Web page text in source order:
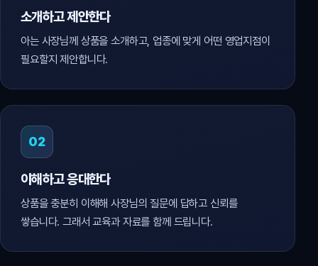
소개하고 제안한다
아는 사장님께 상품을 소개하고, 업종에 맞게 어떤 영업지점이
필요할지 제안합니다.
02
이해하고 응대한다
상품을 충분히 이해해 사장님의 질문에 답하고 신뢰를
쌓습니다. 그래서 교육과 자료를 함께 드립니다.